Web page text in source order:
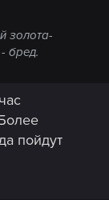
золота-
бред.
пойдут